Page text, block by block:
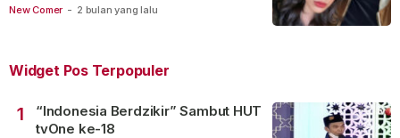
New Comer - 2 bulan yang lalu
Widget Pos Terpopuler
1
“Indonesia Berdzikir” Sambut HUT
tvOne ke-18